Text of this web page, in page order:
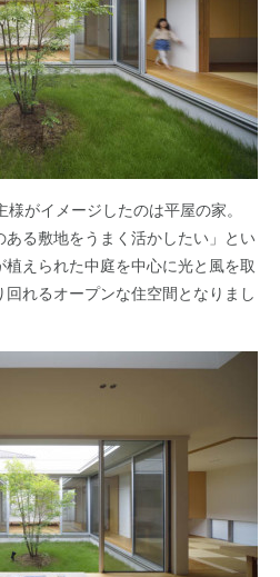
がイメージしたのは平屋の家。
ある敷地をうまく活かしたい」とい
えられた中庭を中心に光と風を取
れるオープンな住空間となりまし